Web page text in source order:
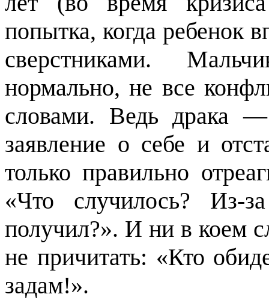
попытка, когда ребенок
сверстниками.
нормально, не все
словами. Ведь драка —
заявление о себе и
только правильно
«Что случилось? Из-
получил?». И ни в коем
не причитать: «Кто
задам!».